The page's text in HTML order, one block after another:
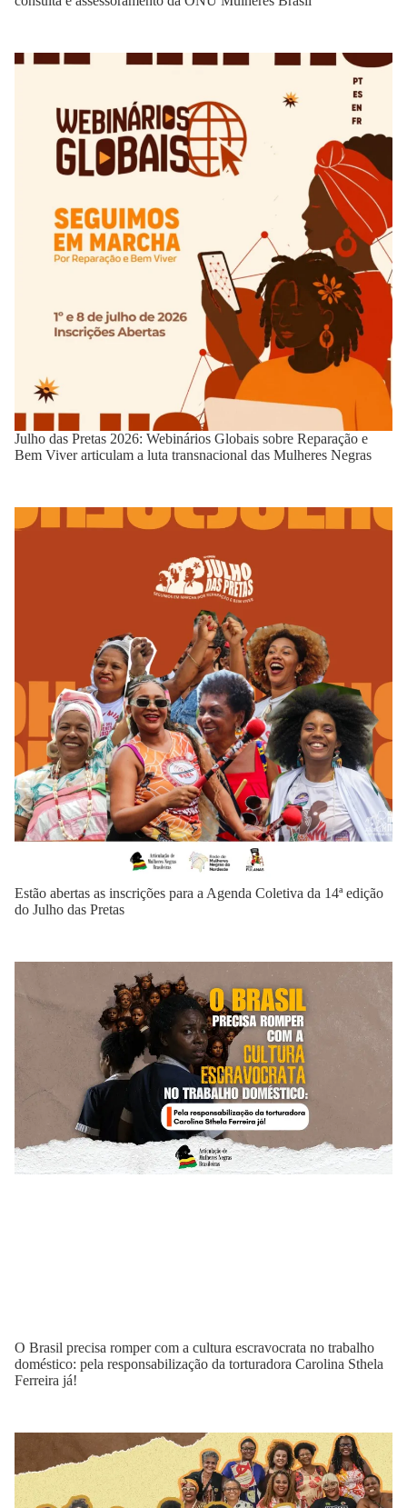
Julho das Pretas 2026: Webinários Globais sobre Reparação e
Bem Viver articulam a luta transnacional das Mulheres Negras
Estão abertas as inscrições para a Agenda Coletiva da 14ª edição
do Julho das Pretas
O Brasil precisa romper com a cultura escravocrata no trabalho
doméstico: pela responsabilização da torturadora Carolina Sthela
Ferreira já!